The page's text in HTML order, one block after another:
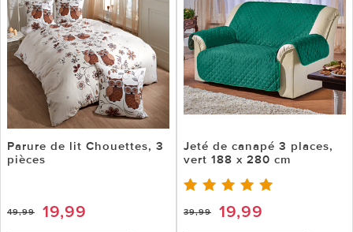
Parure de lit Chouettes, 3
pièces
49,99 19,99
Jeté de canapé 3 places,
vert 188 x 280 cm
39,99 19,99